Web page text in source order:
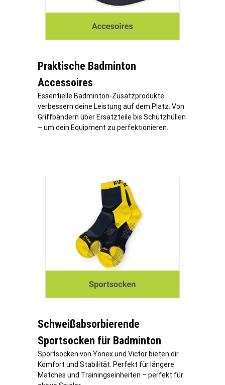
Praktische Badminton
Accessoires
Essentielle Badminton-Zusatzprodukte
verbessern deine Leistung auf dem Platz. Von
Griffbändern über Ersatzteile bis Schutzhüllen
– um dein Equipment zu perfektionieren.
Schweißabsorbierende
Sportsocken für Badminton
Sportsocken von Yonex und Victor bieten dir
Komfort und Stabilität. Perfekt für längere
Matches und Trainingseinheiten – perfekt für